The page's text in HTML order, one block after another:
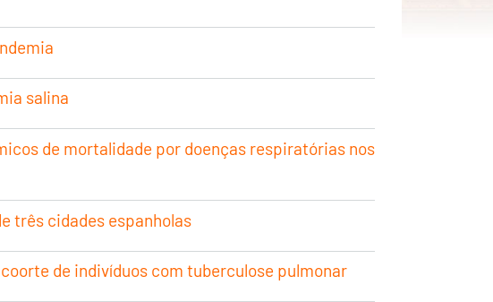
salina
de mortalidade por doenças respiratórias nos
três cidades espanholas
de indivíduos com tuberculose pulmonar